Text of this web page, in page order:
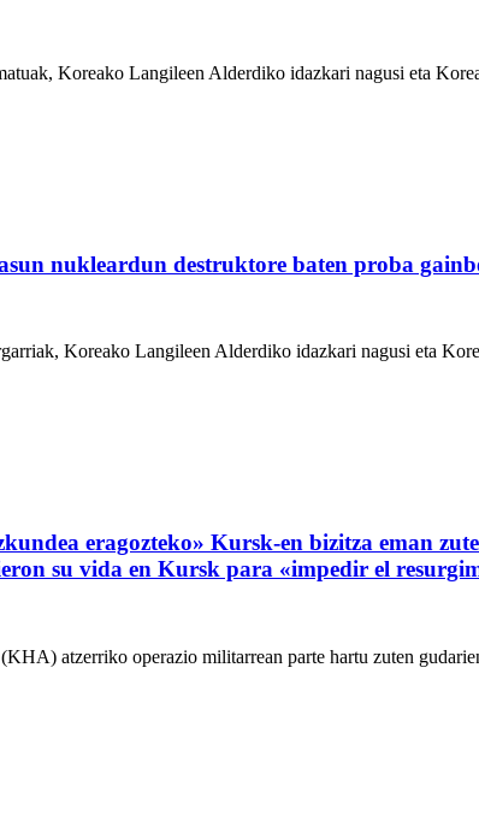
Koreako Langileen Alderdiko idazkari nagusi eta
nukleardun destruktore baten proba
Koreako Langileen Alderdiko idazkari nagusi eta
eragozteko» Kursk-en bizitza eman
su vida en Kursk para «impedir el
atzerriko operazio militarrean parte hartu zuten